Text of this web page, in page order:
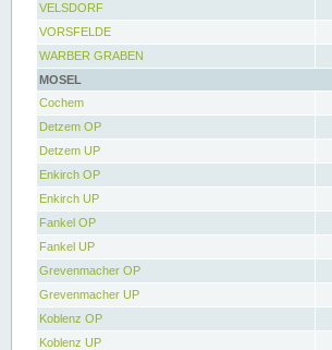
VELSDORF
VORSFELDE
WARBER GRABEN
MOSEL
Cochem
Detzem OP
Detzem UP
Enkirch OP
Enkirch UP
Fankel OP
Fankel UP
Grevenmacher OP
Grevenmacher UP
Koblenz OP
Koblenz UP